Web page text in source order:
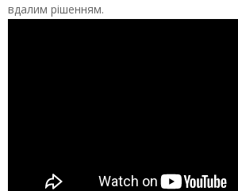
вдалим рішенням.